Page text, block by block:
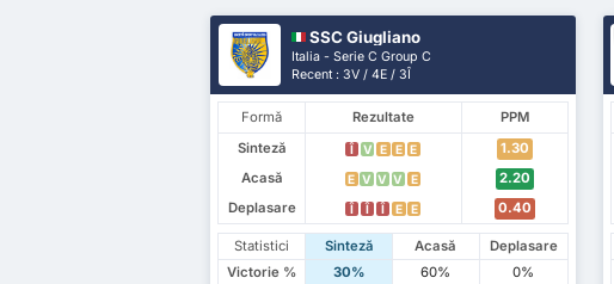
SSC Giugliano
Italia - Serie C Group C
Recent : 3V / 4E / 3Î
Formă Rezultate
PPM
Sinteză
Î V E E E
1.30
Acasă
E V V V E
2.20
Deplasare
Î Î Î E E 0.40
Statistici Sinteză Acasă
Deplasare
Victorie %
30% 60%
0%